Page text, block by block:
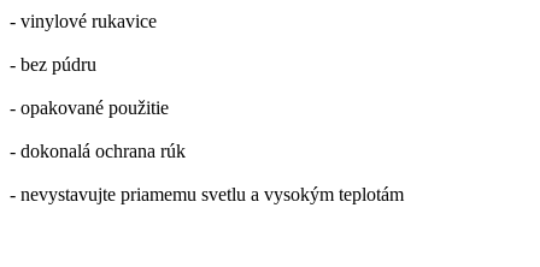
- vinylové rukavice
- bez púdru
- opakované použitie
- dokonalá ochrana rúk
- nevystavujte priamemu svetlu a vysokým teplotám